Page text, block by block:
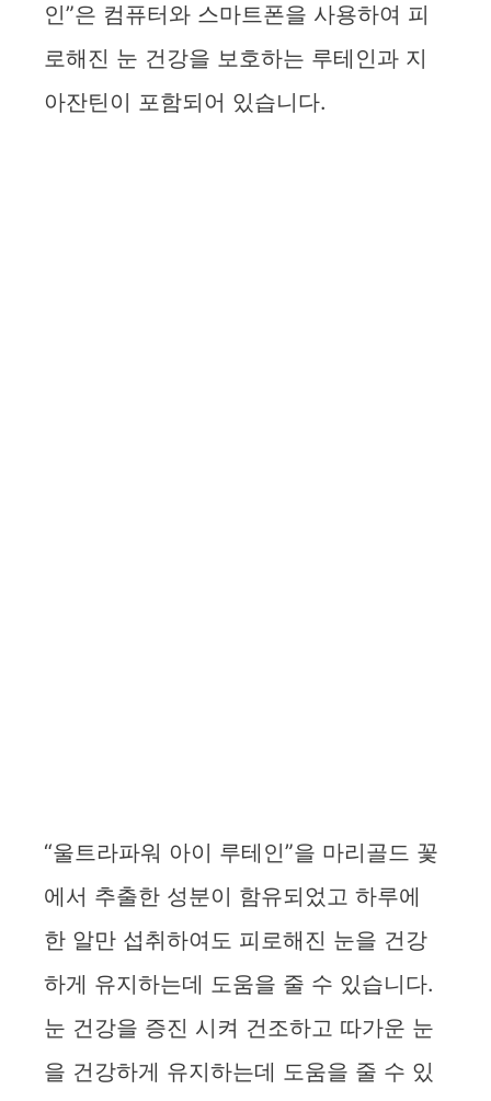
인”은 컴퓨터와 스마트폰을 사용하여 피
로해진 눈 건강을 보호하는 루테인과 지
아잔틴이 포함되어 있습니다.
“울트라파워 아이 루테인”을 마리골드 꽃
에서 추출한 성분이 함유되었고 하루에
한 알만 섭취하여도 피로해진 눈을 건강
하게 유지하는데 도움을 줄 수 있습니다.
눈 건강을 증진 시켜 건조하고 따가운 눈
을 건강하게 유지하는데 도움을 줄 수 있